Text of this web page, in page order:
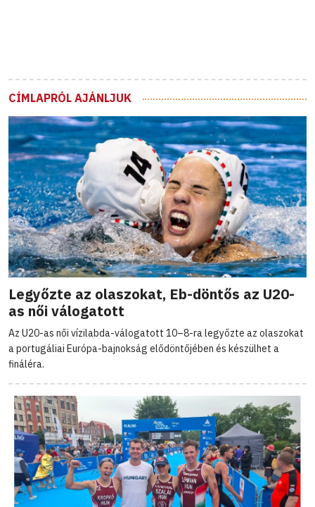
CÍMLAPRÓL AJÁNLJUK
Legyőzte az olaszokat, Eb-döntős az U20-
as női válogatott
Az U20-as női vízilabda-válogatott 10–8-ra legyőzte az olaszokat
a portugáliai Európa-bajnokság elődöntőjében és készülhet a
fináléra.